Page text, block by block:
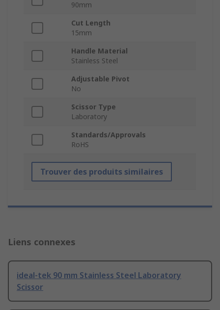
90mm
Cut Length
15mm
Handle Material
Stainless Steel
Adjustable Pivot
No
Scissor Type
Laboratory
Standards/Approvals
RoHS
Trouver des produits similaires
Liens connexes
ideal-tek 90 mm Stainless Steel Laboratory
Scissor